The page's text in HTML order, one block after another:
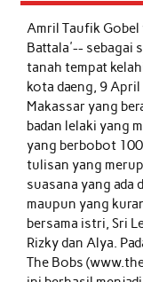
Amril Taufik Gobel
Battala'-- sebagai
tanah tempat
kota daeng, 9
Makassar yang
badan lelaki yang
yang berbobot
tulisan yang
suasana yang ada
maupun yang
bersama istri, Sri
Rizky dan Alya.
The Bobs